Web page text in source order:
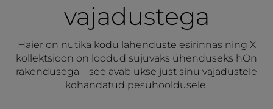
vajadustega
Haier on nutika kodu lahenduste esirinnas ning X
kollektsioon on loodud sujuvaks ühenduseks hOn
rakendusega – see avab ukse just sinu vajadustele
kohandatud pesuhooldusele.